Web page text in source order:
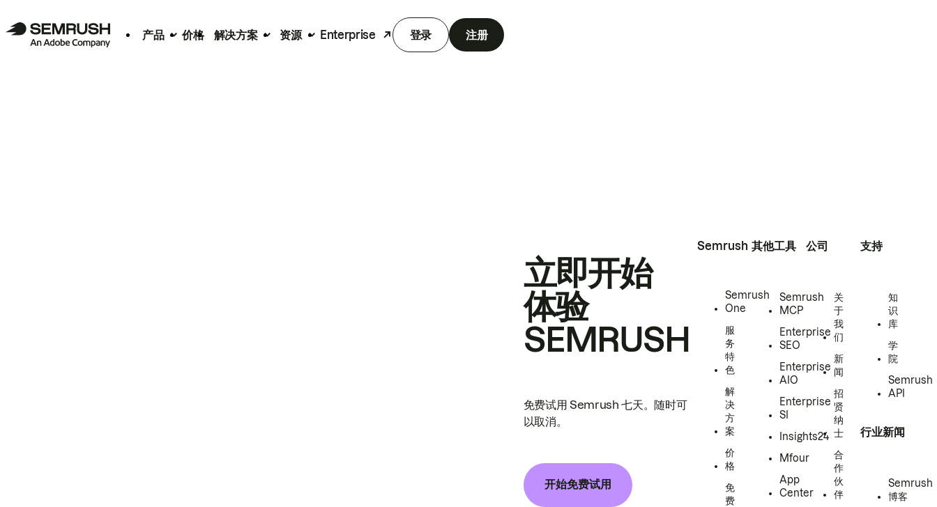
产品 价格 解决方案 资源 Enterprise 登录 注册
立即开始
体验
SEMRUSH
免费试用 Semrush 七天。随时可
以取消。
开始免费试用
Semrush
Semrush
One
服
务
特
色
解
决
方
案
价
格
免
费
其他工具
Semrush
MCP
Enterprise
SEO
Enterprise
AIO
Enterprise
SI
Insights24
Mfour
App
Center
公司
关
于
我
们
新
闻
招
贤
纳
士
合
作
伙
伴
支持
知
识
库
学
院
Semrush
API
行业新闻
Semrush
博客